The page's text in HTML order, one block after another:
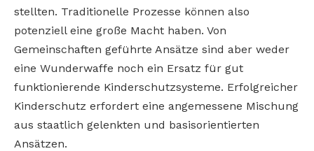
stellten. Traditionelle Prozesse können also
potenziell eine große Macht haben. Von
Gemeinschaften geführte Ansätze sind aber weder
eine Wunderwaffe noch ein Ersatz für gut
funktionierende Kinderschutzsysteme. Erfolgreicher
Kinderschutz erfordert eine angemessene Mischung
aus staatlich gelenkten und basisorientierten
Ansätzen.